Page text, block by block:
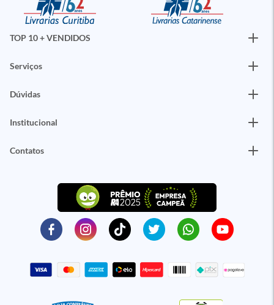
TOP 10 + VENDIDOS
Serviços
Dúvidas
Institucional
Contatos